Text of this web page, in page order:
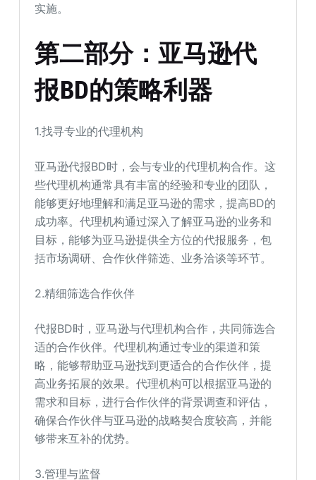
实施。
第二部分：亚马逊代
报BD的策略利器
1.找寻专业的代理机构
亚马逊代报BD时，会与专业的代理机构合作。这
些代理机构通常具有丰富的经验和专业的团队，
能够更好地理解和满足亚马逊的需求，提高BD的
成功率。代理机构通过深入了解亚马逊的业务和
目标，能够为亚马逊提供全方位的代报服务，包
括市场调研、合作伙伴筛选、业务洽谈等环节。
2.精细筛选合作伙伴
代报BD时，亚马逊与代理机构合作，共同筛选合
适的合作伙伴。代理机构通过专业的渠道和策
略，能够帮助亚马逊找到更适合的合作伙伴，提
高业务拓展的效果。代理机构可以根据亚马逊的
需求和目标，进行合作伙伴的背景调查和评估，
确保合作伙伴与亚马逊的战略契合度较高，并能
够带来互补的优势。
3.管理与监督